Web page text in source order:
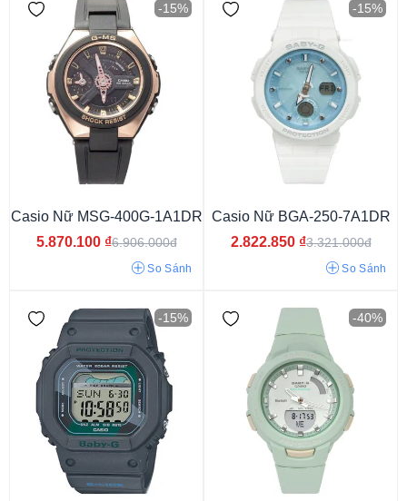
Gshock GA 110
33 - 37 mm 37 - 40 mm
42 - 45 mm
-15%
Casio Nữ MSG-400G-1A1DR
5.870.100 ₫6.906.000đ
So Sánh
-15%
Casio Nữ BGA-250-7A1DR
2.822.850 ₫3.321.000đ
So Sánh
-15% -40%